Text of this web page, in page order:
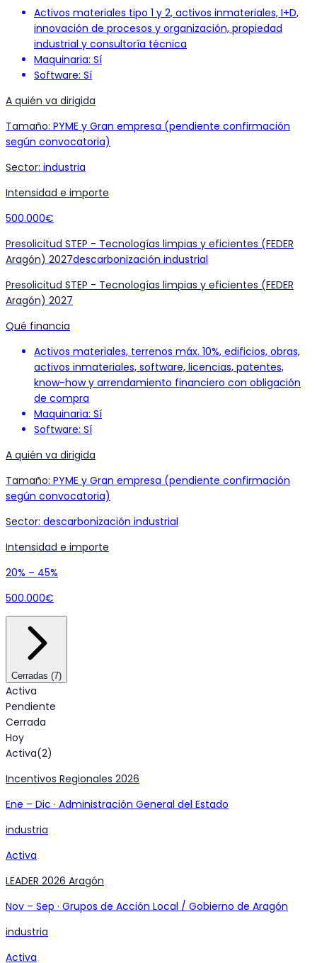
Activos materiales tipo 1 y 2, activos inmateriales, I+D,
innovación de procesos y organización, propiedad
industrial y consultoría técnica
Maquinaria: Sí
Software: Sí
A quién va dirigida
Tamaño: PYME y Gran empresa (pendiente confirmación
según convocatoria)
Sector: industria
Intensidad e importe
500.000€
Presolicitud STEP - Tecnologías limpias y eficientes (FEDER
Aragón) 2027descarbonización industrial
Presolicitud STEP - Tecnologías limpias y eficientes (FEDER
Aragón) 2027
Qué financia
Activos materiales, terrenos máx. 10%, edificios, obras,
activos inmateriales, software, licencias, patentes,
know-how y arrendamiento financiero con obligación
de compra
Maquinaria: Sí
Software: Sí
A quién va dirigida
Tamaño: PYME y Gran empresa (pendiente confirmación
según convocatoria)
Sector: descarbonización industrial
Intensidad e importe
20% – 45%
500.000€
Cerradas (7)
Activa
Pendiente
Cerrada
Hoy
Activa(2)
Incentivos Regionales 2026
Ene – Dic · Administración General del Estado
industria
Activa
LEADER 2026 Aragón
Nov – Sep · Grupos de Acción Local / Gobierno de Aragón
industria
Activa